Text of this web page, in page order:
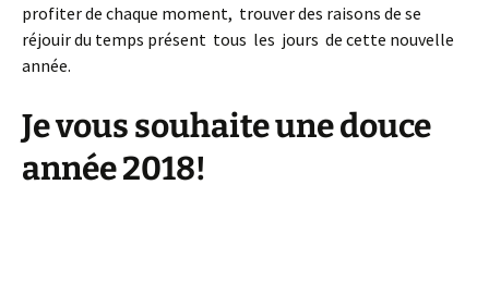
profiter de chaque moment, trouver des raisons de se
réjouir du temps présent tous les jours de cette nouvelle
année.
Je vous souhaite une douce
année 2018!